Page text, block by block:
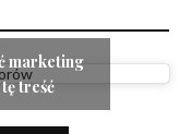
marketing
treść